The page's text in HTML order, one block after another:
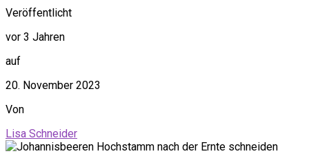
Veröffentlicht
vor 3 Jahren
auf
20. November 2023
Von
Lisa Schneider